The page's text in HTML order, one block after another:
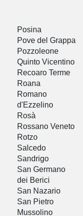
Posina
Pove del Grappa
Pozzoleone
Quinto Vicentino
Recoaro Terme
Roana
Romano
d'Ezzelino
Rosà
Rossano Veneto
Rotzo
Salcedo
Sandrigo
San Germano
dei Berici
San Nazario
San Pietro
Mussolino